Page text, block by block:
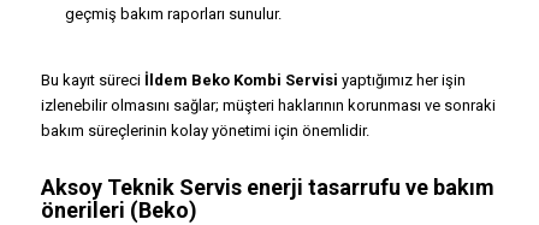
geçmiş bakım raporları sunulur.
Bu kayıt süreci İldem Beko Kombi Servisi yaptığımız her işin
izlenebilir olmasını sağlar; müşteri haklarının korunması ve sonraki
bakım süreçlerinin kolay yönetimi için önemlidir.
Aksoy Teknik Servis enerji tasarrufu ve bakım
önerileri (Beko)